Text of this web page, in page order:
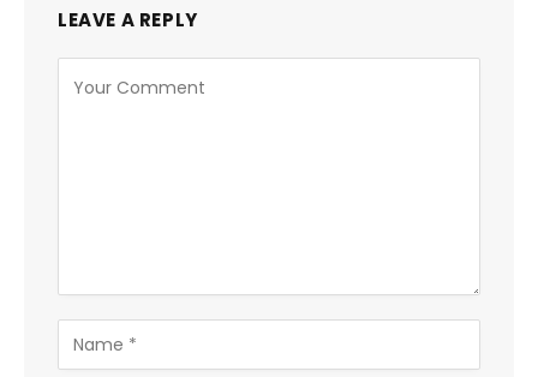
LEAVE A REPLY